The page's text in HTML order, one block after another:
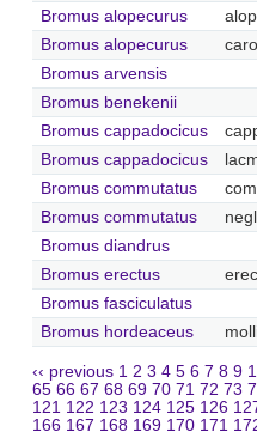
Bromus alopecurus
Bromus alopecurus
Bromus arvensis
Bromus benekenii
Bromus cappadocicus
Bromus cappadocicus
Bromus commutatus
Bromus commutatus
Bromus diandrus
Bromus erectus
Bromus fasciculatus
Bromus hordeaceus
‹‹ previous 1 2 3 4 5 6 7 8 9
65 66 67 68 69 70 71 72 73
121 122 123 124 125 126
166 167 168 169 170 171